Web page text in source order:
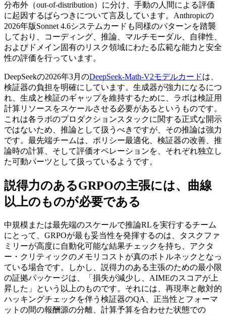
分布外（out-of-distribution）に分け、手動の人間による評価
に起因するばらつきについて言及しています。Anthropicの
2026年版Sonnet 4.6システムカードも同様のパターンを踏襲
しており、コーディング、推論、マルチモーダル、自律性、
およびドメイン固有のリスク領域にわたる広範な能力と安全
性の評価を行っています。
DeepSeekの2026年3月のDeepSeek-Math-V2モデルカードは、
検証器の負担を明確にしています。生成器が強力になるにつ
れ、生成と検証のギャップを維持するために、ラボは検証用
計算リソースをスケールさせる必要があるというものです。
これは各ラボのプロダクションスタックに関する正式な開示
ではないため、推論として扱うべきですが、その推論は強力
です。最先端チームは、ポリシー最適化、検証器の改善、推
論時の計算、そして評価オペレーションを、それぞれ独立し
た可動パーツとして扱っているようです。
説得力のあるGRPOの主張には、曲線
以上のものが必要である
中規模または最先端のスケールで推論RLを実行するチーム
にとって、GRPOが最も妥当性を発揮するのは、タスクファ
ミリーが高度に自動化可能な結果チェックを持ち、アクタ
ー・クリティックのメモリコストが真のボトルネックとなっ
ている場合です。しかし、説得力のある主張のための最小限
の証拠パッケージは、「損失が減少し、AIMEのスコアが上
昇した」という以上のものです。それには、再現率と敵対的
ハッキングチェックを伴う検証器のQA、正当性とフォーマ
ットの間の報酬源の分離、計算予算を合わせた状態での